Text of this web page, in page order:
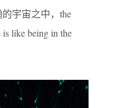
宇宙之中，the
like being in the